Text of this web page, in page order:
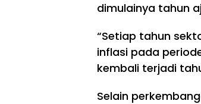
dimulainya tahun
“Setiap tahun
inflasi pada
kembali terjadi
Selain